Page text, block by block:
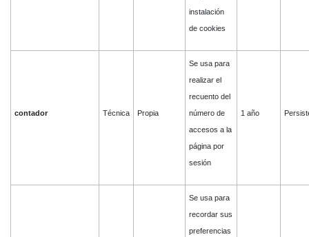
instalación
de cookies
contador Técnica Propia
Se usa para
realizar el
recuento del
número de
accesos a la
página por
sesión
1 año
Se usa para
recordar sus
preferencias